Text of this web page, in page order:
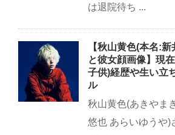
は退院待ち ...
【秋山黄色(本名:
と彼女顔画像】現
子供)経歴や生い立
ル
秋山黄色(あきやま
悠也 あらいゆうや)